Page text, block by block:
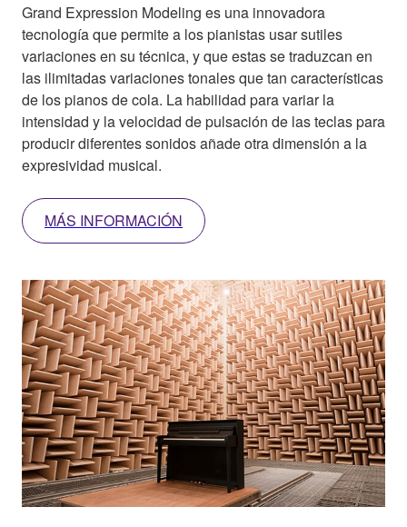
Grand Expression Modeling es una innovadora
tecnología que permite a los pianistas usar sutiles
variaciones en su técnica, y que estas se traduzcan en
las ilimitadas variaciones tonales que tan características
de los pianos de cola. La habilidad para variar la
intensidad y la velocidad de pulsación de las teclas para
producir diferentes sonidos añade otra dimensión a la
expresividad musical.
MÁS INFORMACIÓN